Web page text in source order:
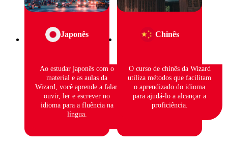
Japonês
Ao estudar japonês com o
material e as aulas da
Wizard, você aprende a falar,
ouvir, ler e escrever no
idioma para a fluência na
língua.
Chinês
O curso de chinês da Wizard
utiliza métodos que facilitam
o aprendizado do idioma
para ajudá-lo a alcançar a
proficiência.